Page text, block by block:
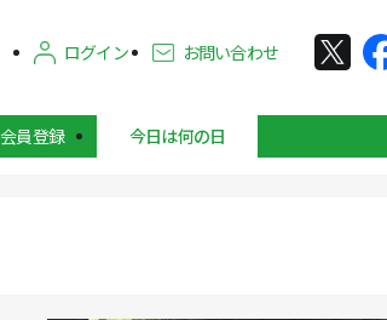
ログイン お問い合わせ
会員登録 今日は何の日